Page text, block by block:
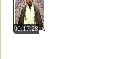
00:17:28